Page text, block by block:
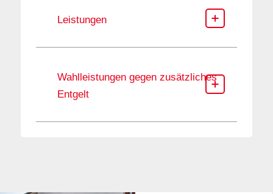
Leistungen
Wahlleistungen gegen zusätzliches
Entgelt